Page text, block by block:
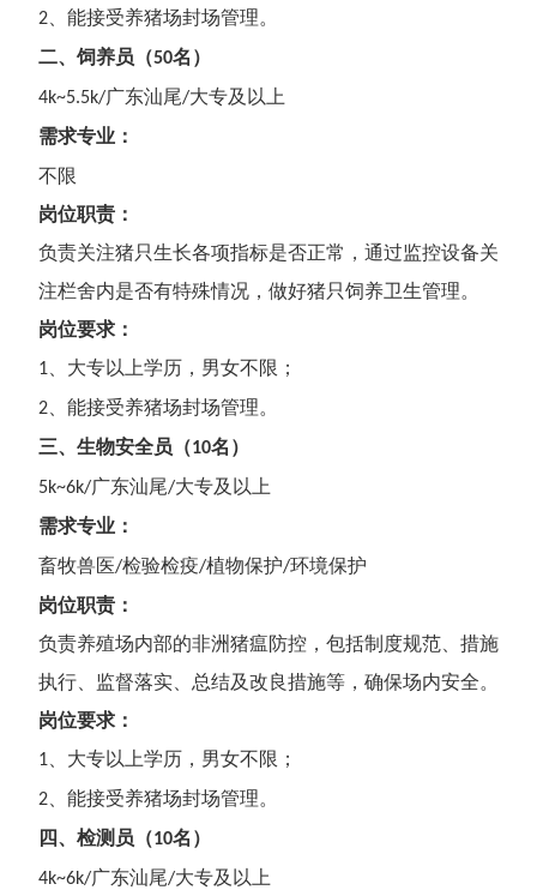
2
能接受养猪场封场管理。
二、饲养员 （50名）
4k~5.5k/广东汕尾/大专及以上
需求专业 ：
不限
岗位职责：
负责关注猪只生长各项指标是否正常，通过监控设备关
注栏舍内是否有特殊情况，做好猪只饲养卫生管理。
岗位要求：
1 大专以上学历，男女不限；
2
能接受养猪场封场管理。
三、 生物安全员 （10名）
5k~6k/广东汕尾/大专及以上
需求专业 ：
畜牧兽医/检验检疫/植物保护/环境保护
岗位职责：
负责养殖场内部的非洲猪瘟防控，包括制度规范、措施
执行、监督落实、总结及改良措施等，确保场内安全。
岗位要求：
1 大专以上学历，男女不限；
2
能接受养猪场封场管理。
四、 检测员 （10名）
4k~6k/广东汕尾/大专及以上